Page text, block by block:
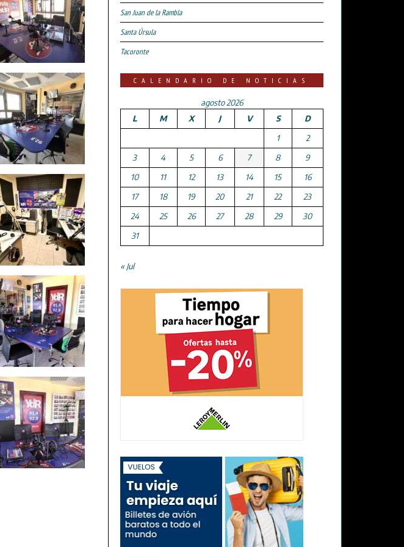
San Juan de la Rambla
Santa Úrsula
Tacoronte
CALENDARIO DE NOTICIAS
agosto 2026
L
M X J V S
D
1
2
3
4 5 6 7 8
9
10
11 12 13 14 15
16
17
18 19 20 21 22
23
24
25 26 27 28 29
30
31
« Jul